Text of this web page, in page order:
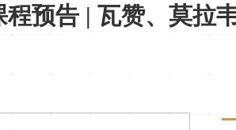
程预告 | 瓦赞、莫拉